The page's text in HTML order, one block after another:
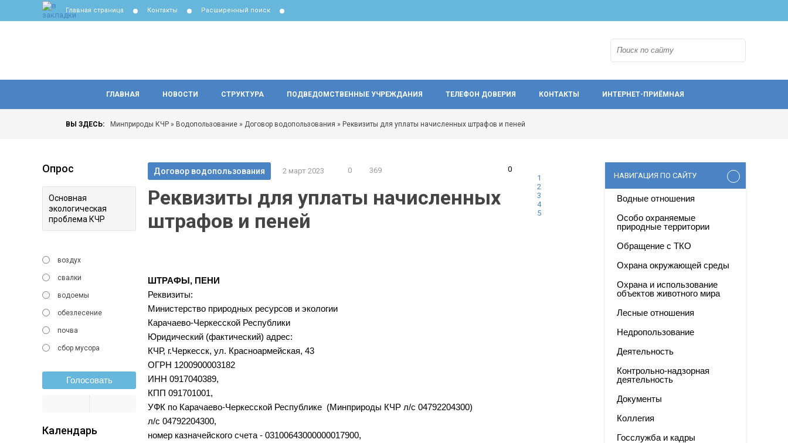
Главная страница Контакты Расширенный поиск
ГЛАВНАЯ НОВОСТИ СТРУКТУРА ПОДВЕДОМСТВЕННЫЕ УЧРЕЖДАНИЯ ТЕЛЕФОН ДОВЕРИЯ КОНТАКТЫ ИНТЕРНЕТ-ПРИЁМНАЯ
ВЫ ЗДЕСЬ: Минприроды КЧР » Водопользование » Договор водопользования » Реквизиты для уплаты начисленных штрафов и пеней
Договор водопользования 2 март 2023 369
0
0
1
2
3
4
5
Реквизиты для уплаты начисленных
штрафов и пеней
ШТРАФЫ, ПЕНИ
Реквизиты:
Министерство природных ресурсов и экологии
Карачаево-Черкесской Республики
Юридический (фактический) адрес:
КЧР, г.Черкесск, ул. Красноармейская, 43
ОГРН 1200900003182
ИНН 0917040389,
КПП 091701001,
УФК по Карачаево-Черкесской Республике (Минприроды КЧР л/с 04792204300)
л/с 04792204300,
номер казначейского счета - 03100643000000017900,
Опрос
Основная
экологическая
проблема КЧР
воздух
свалки
водоемы
обезлесение
почва
сбор мусора
Голосовать
Календарь
НАВИГАЦИЯ ПО САЙТУ
Водные отношения
Особо охраняемые
природные территории
Обращение с ТКО
Охрана окружающей среды
Охрана и использование
объектов животного мира
Лесные отношения
Недропользование
Деятельность
Контрольно-надзорная
деятельность
Документы
Коллегия
Госслужба и кадры